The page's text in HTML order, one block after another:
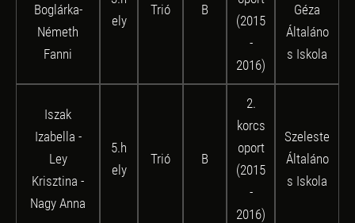
Boglárka-
Németh
Fanni
ely
Trió B
(2015
-
2016)
Géza
Általáno
s Iskola
Iszak
Izabella -
Ley
Krisztina -
Nagy Anna
5.h
ely
Trió B
2.
korcs
oport
(2015
-
2016)
Szeleste
Általáno
s Iskola